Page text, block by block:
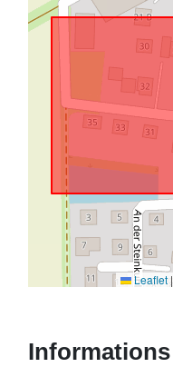
Leaflet |
Informations